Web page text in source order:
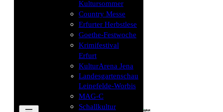
Kultursommer
Country Messe
Erfurter Herbstlese
Goethe-Festwoche
Krimifestival
Erfurt
KulturArena Jena
Landesgartenschau
Leinefelde-Worbis
MAG-C
Schallkultur